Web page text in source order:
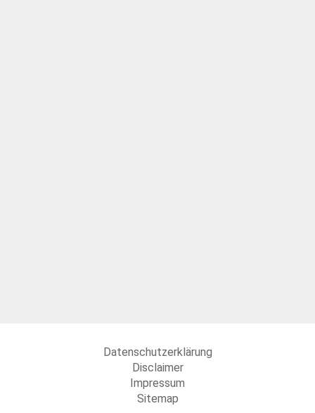
Datenschutzerklärung
Disclaimer
Impressum
Sitemap